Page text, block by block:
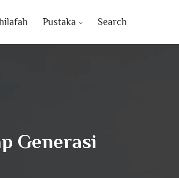
Pustaka Search
Generasi